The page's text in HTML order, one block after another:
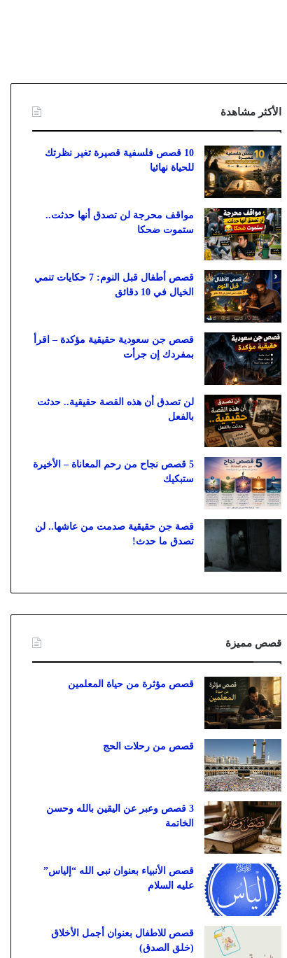
الأكثر مشاهدة
10 قصص فلسفية قصيرة تغير نظرتك
للحياة نهائيا
مواقف محرجة لن تصدق أنها حدثت..
ستموت ضحكا
قصص أطفال قبل النوم: 7 حكايات تنمي
الخيال في 10 دقائق
قصص جن سعودية حقيقية مؤكدة – اقرأ
بمفردك إن جرأت
لن تصدق أن هذه القصة حقيقية.. حدثت
بالفعل
5 قصص نجاح من رحم المعاناة – الأخيرة
ستبكيك
قصة جن حقيقية صدمت من عاشها.. لن
تصدق ما حدث!
قصص مميزة
قصص مؤثرة من حياة المعلمين
قصص من رحلات الحج
3 قصص وعبر عن اليقين بالله وحسن
الخاتمة
قصص الأنبياء بعنوان نبي الله “إلياس”
عليه السلام
قصص للاطفال بعنوان أجمل الأخلاق
(خلق الصدق)